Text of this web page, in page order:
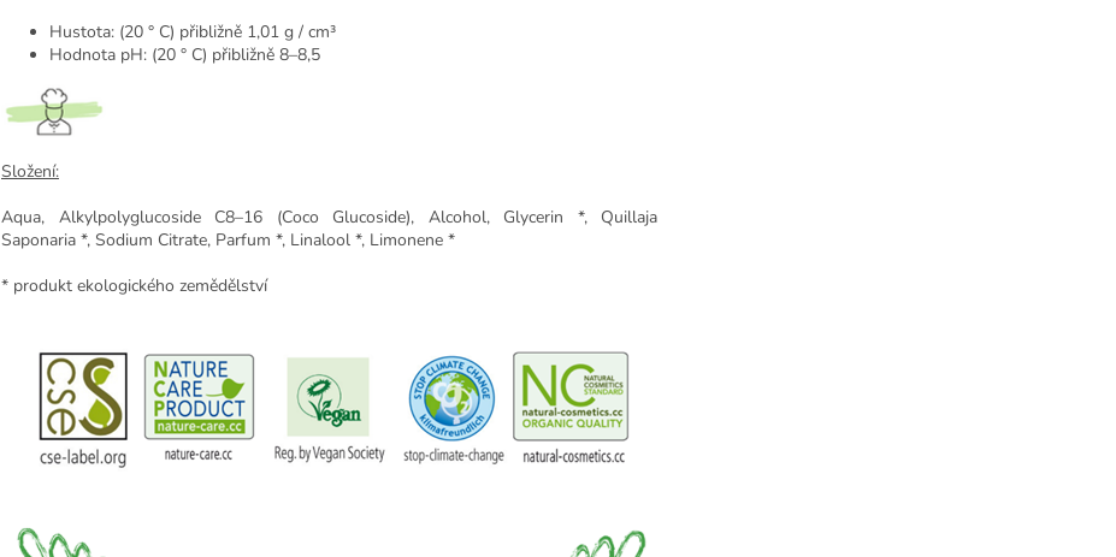
Hustota: (20 ° C) přibližně 1,01 g / cm³
Hodnota pH: (20 ° C) přibližně 8–8,5
Složení:
Aqua, Alkylpolyglucoside C8–16 (Coco Glucoside), Alcohol, Glycerin *, Quillaja
Saponaria *, Sodium Citrate, Parfum *, Linalool *, Limonene *
* produkt ekologického zemědělství